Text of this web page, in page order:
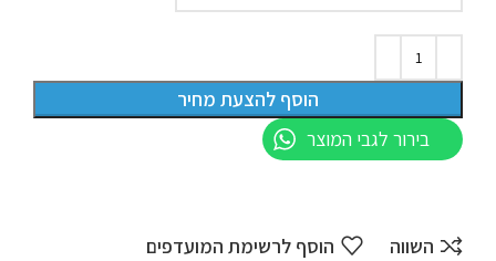
הוסף להצעת מחיר
בירור לגבי המוצר
השווה הוסף לרשימת המועדפים